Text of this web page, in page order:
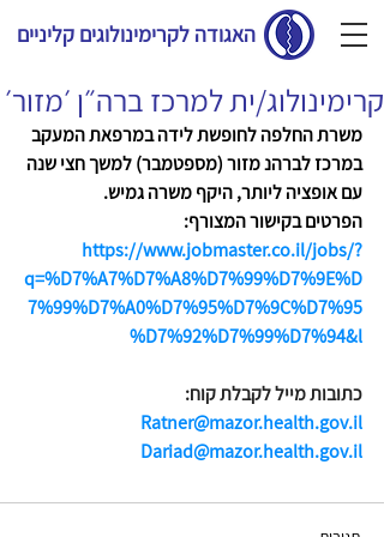
האגודה לקרימינולוגים קליניים
קרימינולוג/ית למרכז ברה״ן ׳מזור׳
משרת החלפה לחופשת לידה במרפאת המעקב
במרכז לברהנ מזור (מספטמבר) למשך חצי שנה
עם אופציה ליותר, היקף משרה גמיש.
הפרטים בקישור המצורף:
https://www.jobmaster.co.il/jobs/?
q=%D7%A7%D7%A8%D7%99%D7%9E%D
7%99%D7%A0%D7%95%D7%9C%D7%95
%D7%92%D7%99%D7%94&l
כתובות מייל לקבלת קוח:
Ratner@mazor.health.gov.il
Dariad@mazor.health.gov.il